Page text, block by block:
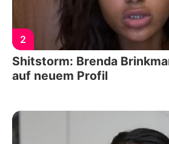
2
Shitstorm: Brenda
auf neuem Profil